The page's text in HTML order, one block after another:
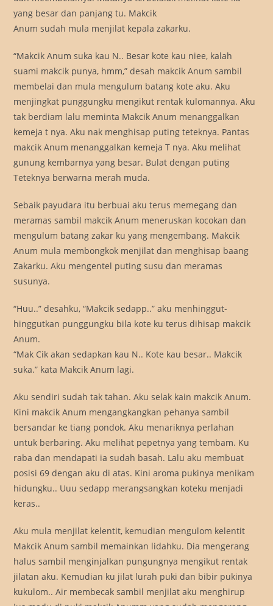
yang besar dan panjang tu. Makcik
Anum sudah mula menjilat kepala zakarku.
“Makcik Anum suka kau N.. Besar kote kau niee, kalah
suami makcik punya, hmm,” desah makcik Anum sambil
membelai dan mula mengulum batang kote aku. Aku
menjingkat punggungku mengikut rentak kulomannya. Aku
tak berdiam lalu meminta Makcik Anum menanggalkan
kemeja t nya. Aku nak menghisap puting teteknya. Pantas
makcik Anum menanggalkan kemeja T nya. Aku melihat
gunung kembarnya yang besar. Bulat dengan puting
Teteknya berwarna merah muda.
Sebaik payudara itu berbuai aku terus memegang dan
meramas sambil makcik Anum meneruskan kocokan dan
mengulum batang zakar ku yang mengembang. Makcik
Anum mula membongkok menjilat dan menghisap baang
Zakarku. Aku mengentel puting susu dan meramas
susunya.
“Huu..” desahku, “Makcik sedapp..” aku menhinggut-
hinggutkan punggungku bila kote ku terus dihisap makcik
Anum.
“Mak Cik akan sedapkan kau N.. Kote kau besar.. Makcik
suka.” kata Makcik Anum lagi.
Aku sendiri sudah tak tahan. Aku selak kain makcik Anum.
Kini makcik Anum mengangkangkan pehanya sambil
bersandar ke tiang pondok. Aku menariknya perlahan
untuk berbaring. Aku melihat pepetnya yang tembam. Ku
raba dan mendapati ia sudah basah. Lalu aku membuat
posisi 69 dengan aku di atas. Kini aroma pukinya menikam
hidungku.. Uuu sedapp merangsangkan koteku menjadi
keras..
Aku mula menjilat kelentit, kemudian mengulom kelentit
Makcik Anum sambil memainkan lidahku. Dia mengerang
halus sambil menginjalkan pungungnya mengikut rentak
jilatan aku. Kemudian ku jilat lurah puki dan bibir pukinya
kukulom.. Air membecak sambil menjilat aku menghirup